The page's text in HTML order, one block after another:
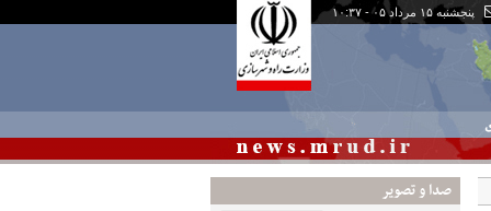
پنجشنبه ۱۵ مرداد ۰۵ - ۱۰:۳۷
صدا و تصوير